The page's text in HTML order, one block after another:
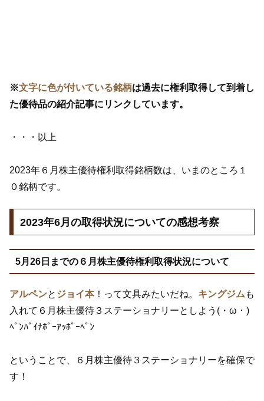
※文字に色が付いている銘柄は過去に権利取得して到着し
た優待品の紹介記事にリンクしています。
・・・以上
2023年６月株主優待権利取得銘柄数は、いまのところ１
０銘柄です。
2023年6月の取得状況についての感想考察
5月26日までの６月株主優待権利取得状況について
アルペンと ジョイ本！って文具みたいだね。 キングジム も
入れて６月株主優待３ステーショナリーとしよう(・ω・)
ﾍﾟﾝﾊﾟｲﾅﾎﾟｰｱｯﾎﾟｰﾍﾟﾝ
ということで、６月株主優待３ステーショナリーを確保で
す！